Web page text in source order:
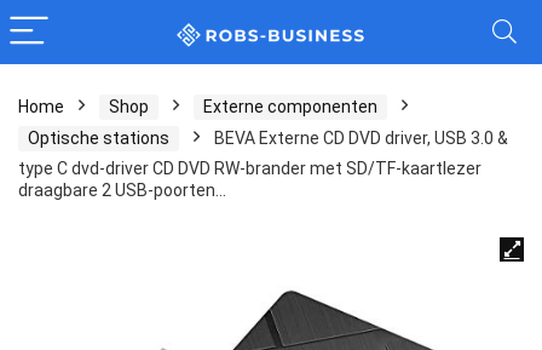
Home Shop
Externe componenten
Optische stations
BEVA Externe CD DVD driver, USB 3.0 &
type C dvd-driver CD DVD RW-brander met SD/TF-kaartlezer
draagbare 2 USB-poorten…